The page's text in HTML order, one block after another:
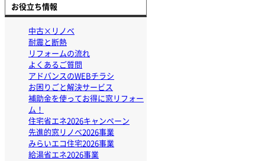
お役立ち情報
中古×リノベ
耐震と断熱
リフォームの流れ
よくあるご質問
アドバンスのWEBチラシ
お困りごと解決サービス
補助金を使ってお得に窓リフォー
ム！
住宅省エネ2026キャンペーン
先進的窓リノベ2026事業
みらいエコ住宅2026事業
給湯省エネ2026事業